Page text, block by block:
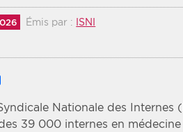
Émis par : ISNI
Nationale des Internes
des 39 000 internes en